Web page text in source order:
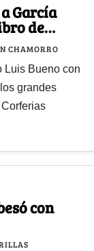
García
de
CHAMORRO
Luis Bueno con
grandes
con